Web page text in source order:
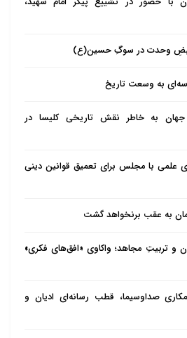
نبضِ وحدت در سوگِ حسین(ع)
به وسعت تاریخ
جهان به خاطر نقش تاریخی کلیسا در
علمی با مجلس برای تعمیق قوانین دینی
زمان به عقب برنخواهد گشت
و تربیتِ مجاهد؛ واکاوی «افق‌های فکری»
صداوسیما، قطب رسانه‌ای ادیان و